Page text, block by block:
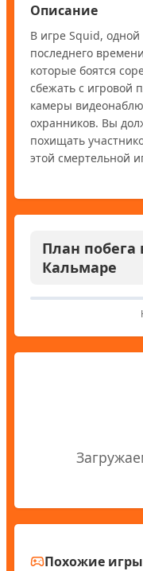
Описание
В игре Squid,
последнего
которые боятся
сбежать с игровой
камеры
охранников. Вы
похищать
этой смертельной
План побега
Кальмаре
Похожие игры